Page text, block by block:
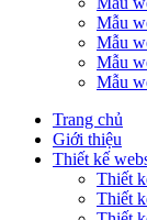
Mẫu
Mẫu
Mẫu
Mẫu
Trang chủ
Giới thiệu
Thiết kế
Thiết
Thiết